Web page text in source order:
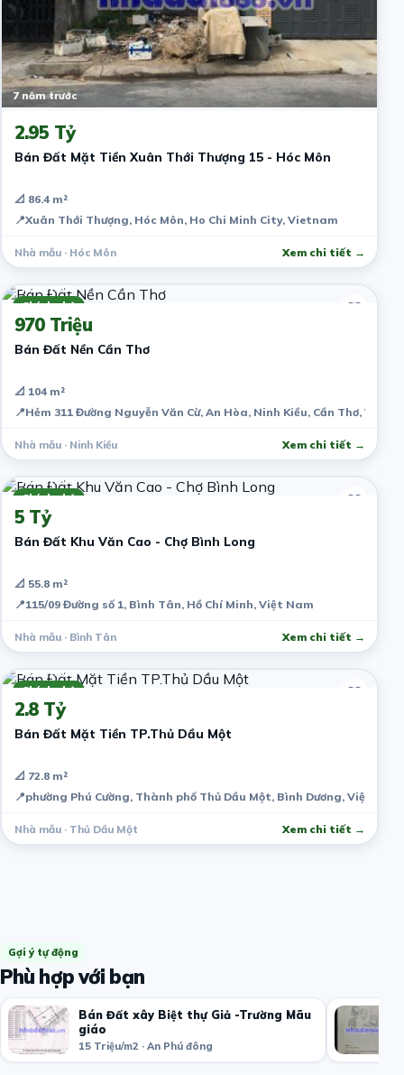
7 năm trước
2.95 Tỷ
Bán Đất Mặt Tiền Xuân Thới Thượng 15 - Hóc Môn
📐 86.4 m²
📍Xuân Thới Thượng, Hóc Môn, Ho Chi Minh City, Vietnam
Nhà mẫu · Hóc Môn Xem chi tiết →
Chính chủ
7 năm trước
970 Triệu
Bán Đất Nền Cần Thơ
📐 104 m²
📍Hẻm 311 Đường Nguyễn Văn Cừ, An Hòa, Ninh Kiều, Cần Thơ, Việt
Nhà mẫu · Ninh Kiều Xem chi tiết →
Chính chủ
7 năm trước
5 Tỷ
Bán Đất Khu Văn Cao - Chợ Bình Long
📐 55.8 m²
📍115/09 Đường số 1, Bình Tân, Hồ Chí Minh, Việt Nam
Nhà mẫu · Bình Tân Xem chi tiết →
Chính chủ
7 năm trước
2.8 Tỷ
Bán Đất Mặt Tiền TP.Thủ Dầu Một
📐 72.8 m²
📍phường Phú Cường, Thành phố Thủ Dầu Một, Bình Dương, Việt Nam
Nhà mẫu · Thủ Dầu Một Xem chi tiết →
Gợi ý tự động
Phù hợp với bạn
Bán Đất xây Biệt thự Giả -Trường Mãu
giáo
15 Triệu/m2 · An Phú đông